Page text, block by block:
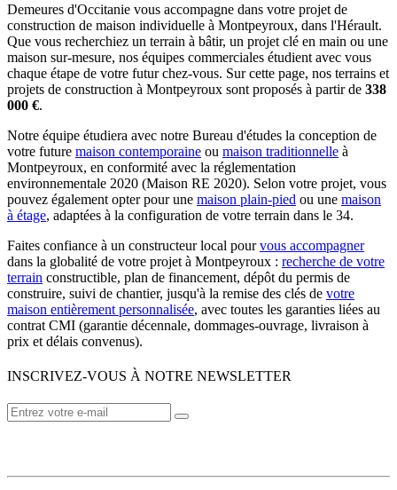
Demeures d'Occitanie vous accompagne dans votre projet de
construction de maison individuelle à Montpeyroux, dans l'Hérault.
Que vous recherchiez un terrain à bâtir, un projet clé en main ou une
maison sur-mesure, nos équipes commerciales étudient avec vous
chaque étape de votre futur chez-vous. Sur cette page, nos terrains et
projets de construction à Montpeyroux sont proposés à partir de 338
000 €.
Notre équipe étudiera avec notre Bureau d'études la conception de
votre future maison contemporaine ou maison traditionnelle à
Montpeyroux, en conformité avec la réglementation
environnementale 2020 (Maison RE 2020). Selon votre projet, vous
pouvez également opter pour une maison plain-pied ou une maison
à étage, adaptées à la configuration de votre terrain dans le 34.
Faites confiance à un constructeur local pourvous accompagner
dans la globalité de votre projet à Montpeyroux : recherche de votre
terrain constructible, plan de financement, dépôt du permis de
construire, suivi de chantier, jusqu'à la remise des clés de votre
maison entièrement personnalisée, avec toutes les garanties liées au
contrat CMI (garantie décennale, dommages-ouvrage, livraison à
prix et délais convenus).
INSCRIVEZ-VOUS À NOTRE NEWSLETTER